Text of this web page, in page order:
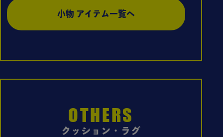
小物 アイテム一覧へ
OTHERS
クッション・ラグ